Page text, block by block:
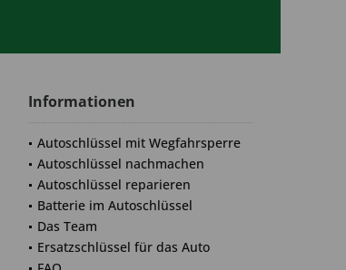
Informationen
Autoschlüssel mit Wegfahrsperre
Autoschlüssel nachmachen
Autoschlüssel reparieren
Batterie im Autoschlüssel
Das Team
Ersatzschlüssel für das Auto